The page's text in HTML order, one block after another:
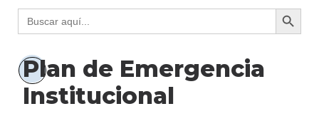
Buscar: Botón
Plan de Emergencia
Institucional